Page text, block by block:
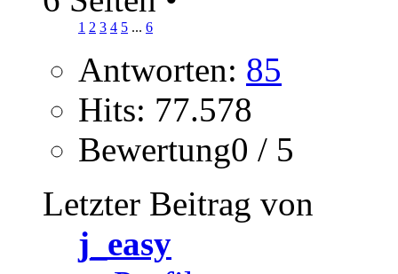
1 2 3 4 5 ... 6
Antworten: 85
Hits: 77.578
Bewertung0 / 5
Letzter Beitrag von
j_easy